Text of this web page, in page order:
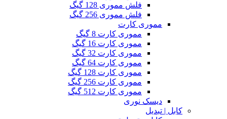
فلش مموری 128 گیگ
فلش مموری 256 گیگ
مموری کارت
مموری کارت 8 گیگ
مموری کارت 16 گیگ
مموری کارت 32 گیگ
مموری کارت 64 گیگ
مموری کارت 128 گیگ
مموری کارت 256 گیگ
مموری کارت 512 گیگ
دیسک نوری
کابل | تبدیل